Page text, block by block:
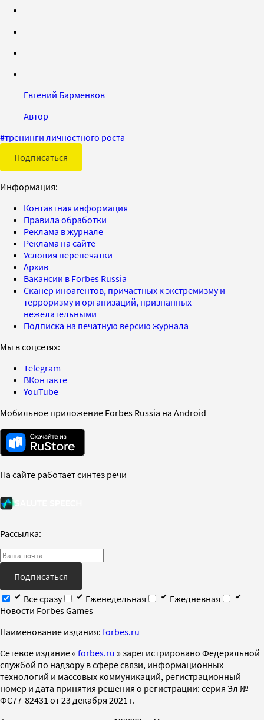
Евгений Барменков
Автор
#тренинги личностного роста
Подписаться
Информация:
Контактная информация
Правила обработки
Реклама в журнале
Реклама на сайте
Условия перепечатки
Архив
Вакансии в Forbes Russia
Сканер иноагентов, причастных к экстремизму и
терроризму и организаций, признанных
нежелательными
Подписка на печатную версию журнала
Мы в соцсетях:
Telegram
ВКонтакте
YouTube
Мобильное приложение Forbes Russia на Android
На сайте работает синтез речи
Рассылка:
Подписаться
Все сразу
Еженедельная
Ежедневная
Новости Forbes Games
Наименование издания: forbes.ru
Cетевое издание « forbes.ru » зарегистрировано Федеральной
службой по надзору в сфере связи, информационных
технологий и массовых коммуникаций, регистрационный
номер и дата принятия решения о регистрации: серия Эл №
ФС77-82431 от 23 декабря 2021 г.